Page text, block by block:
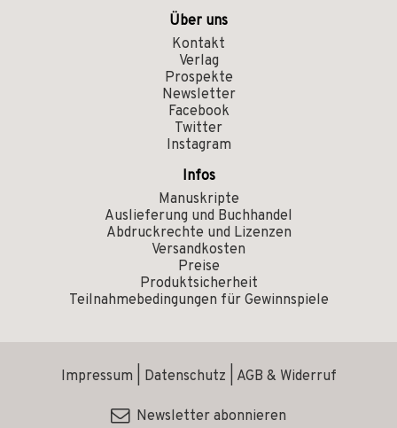
Über uns
Kontakt
Verlag
Prospekte
Newsletter
Facebook
Twitter
Instagram
Infos
Manuskripte
Auslieferung und Buchhandel
Abdruckrechte und Lizenzen
Versandkosten
Preise
Produktsicherheit
Teilnahmebedingungen für Gewinnspiele
Impressum Datenschutz AGB & Widerruf
Newsletter abonnieren